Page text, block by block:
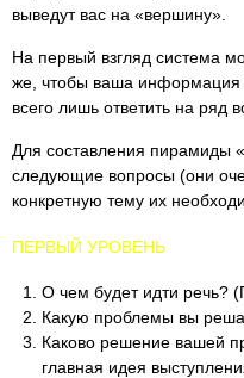
выведут вас на «вершину».
На первый взгляд система
же, чтобы ваша информация
всего лишь ответить на ряд
Для составления пирамиды
следующие вопросы (они
конкретную тему их
ПЕРВЫЙ УРОВЕНЬ
О чем будет идти речь?
Какую проблемы вы
Каково решение вашей
главная идея